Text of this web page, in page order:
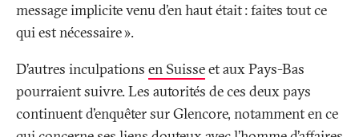
message implicite venu d'en haut était: faites tout ce
qui est nécessaire».
D’autres inculpations en Suisseet aux Pays-Bas
pourraient suivre. Les autorités de ces deux pays
continuent d'enquêter sur Glencore, notamment en ce